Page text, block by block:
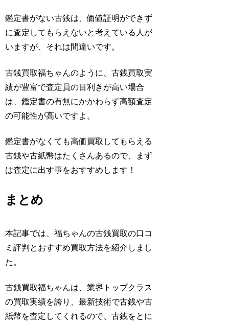
鑑定書がない古銭は、価値証明ができず
に査定してもらえないと考えている人が
いますが、それは間違いです。
古銭買取福ちゃんのように、古銭買取実
績が豊富で査定員の目利きが高い場合
は、鑑定書の有無にかかわらず高額査定
の可能性が高いですよ。
鑑定書がなくても高価買取してもらえる
古銭や古紙幣はたくさんあるので、まず
は査定に出す事をおすすめします！
まとめ
本記事では、福ちゃんの古銭買取の口コ
ミ評判とおすすめ買取方法を紹介しまし
た。
古銭買取福ちゃんは、業界トップクラス
の買取実績を誇り、最新技術で古銭や古
紙幣を査定してくれるので、古銭をとに